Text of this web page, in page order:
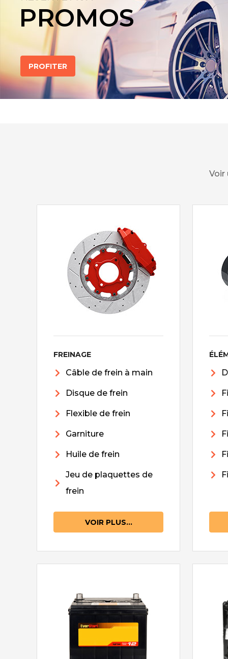
PROMOS
PROFITER
Voir
FREINAGE
Câble de frein à main
Disque de frein
Flexible de frein
Garniture
Huile de frein
Jeu de plaquettes de
frein
VOIR PLUS...